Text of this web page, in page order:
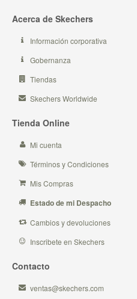
Acerca de Skechers
Información corporativa
Gobernanza
Tiendas
Skechers Worldwide
Tienda Online
Mi cuenta
Términos y Condiciones
Mis Compras
Estado de mi Despacho
Cambios y devoluciones
Inscribete en Skechers
Contacto
ventas@skechers.com